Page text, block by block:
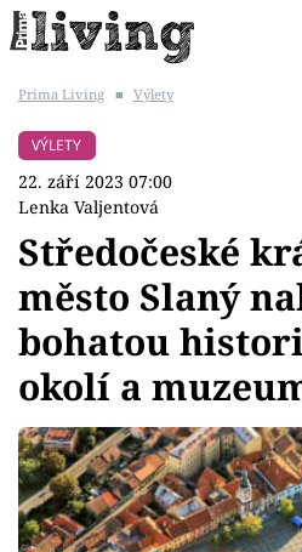
BYDLENÍ SLAVNÝCH
Témata
Bydlení
Zahrada
Design
Prima Living ■ Výlety
VÝLETY
22. září 2023 07:00
Lenka Valjentová
Středočeské
město Slaný
bohatou
okolí a